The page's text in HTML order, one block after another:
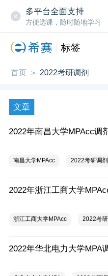
多平台全面支持
方便选课，随时随地学习
标签
首页 > 2022考研调剂
文章
2022年南昌大学MPAcc调
南昌大学MPAcc 2022考研调剂
2022年浙江工商大学
浙江工商大学MPAcc 2022考研
2022年华北电力大学MPA